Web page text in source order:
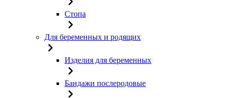
Стопа
Для беременных и родящих
Изделия для беременных
Бандажи послеродовые